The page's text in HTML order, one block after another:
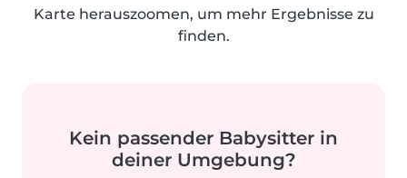
Karte herauszoomen, um mehr Ergebnisse zu
finden.
Kein passender Babysitter in
deiner Umgebung?